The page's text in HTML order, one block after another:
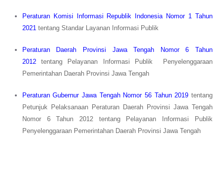
Peraturan Komisi Informasi Republik Indonesia Nomor 1 Tahun
2021 tentang Standar Layanan Informasi Publik
Peraturan Daerah Provinsi Jawa Tengah Nomor 6 Tahun
2012tentang Pelayanan Informasi Publik Penyelenggaraan
Pemerintahan Daerah Provinsi Jawa Tengah
Peraturan Gubernur Jawa Tengah Nomor 56 Tahun 2019 tentang
Petunjuk Pelaksanaan Peraturan Daerah Provinsi Jawa Tengah
Nomor 6 Tahun 2012 tentang Pelayanan Informasi Publik
Penyelenggaraan Pemerintahan Daerah Provinsi Jawa Tengah